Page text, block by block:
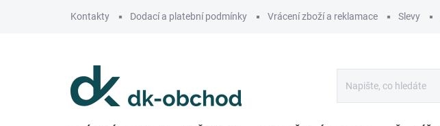
Kontakty Dodací a platební podmínky Vrácení zboží a reklamace Slevy